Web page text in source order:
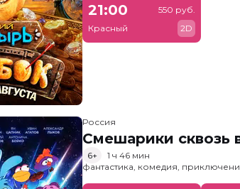
21:00
Красный
550 руб.
2D
Россия
Смешарики сквозь
6+
1 ч 46 мин
фантастика, комедия,